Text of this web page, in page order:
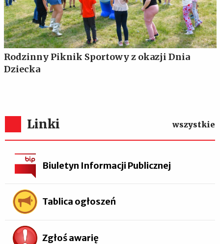
Rodzinny Piknik Sportowy z okazji Dnia
Dziecka
Linki wszystkie
Biuletyn Informacji Publicznej
Tablica ogłoszeń
Zgłoś awarię